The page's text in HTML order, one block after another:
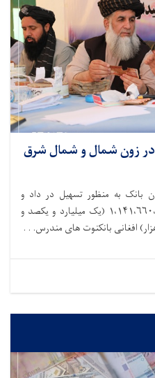
زون شمال و شمال شرق
بانک به‌ منظور تسهیل در داد و
( یک میلیارد و یکصد و
افغانی بانکنوت های مندرس. . .